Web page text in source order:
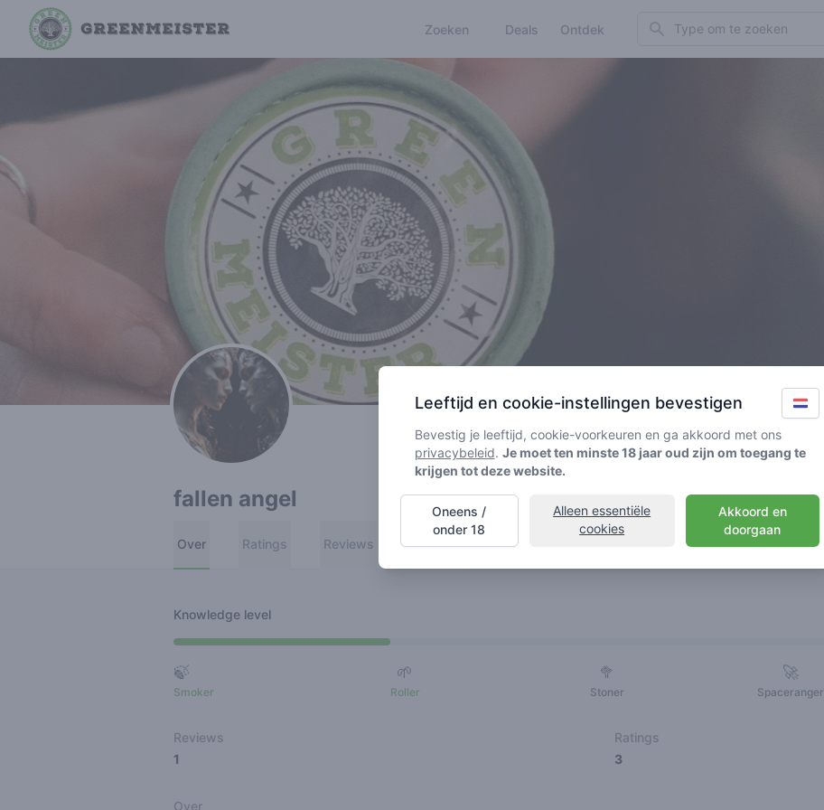
Zoeken Deals Ontdek Search
fallen angel
Over Ratings Reviews Vrienden
Knowledge level
🍃
Smoker
🌱
Roller
🥦
Stoner
🚀
Spaceranger
Reviews
1
Ratings
3
Over
Leeftijd en cookie-instellingen bevestigen
Bevestig je leeftijd, cookie-voorkeuren en ga akkoord met ons
privacybeleid. Je moet ten minste 18 jaar oud zijn om toegang te
krijgen tot deze website.
Akkoord en
doorgaan
Alleen essentiële
cookies
Oneens /
onder 18